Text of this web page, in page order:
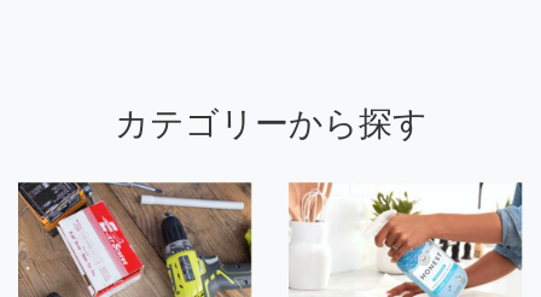
カテゴリーから探す